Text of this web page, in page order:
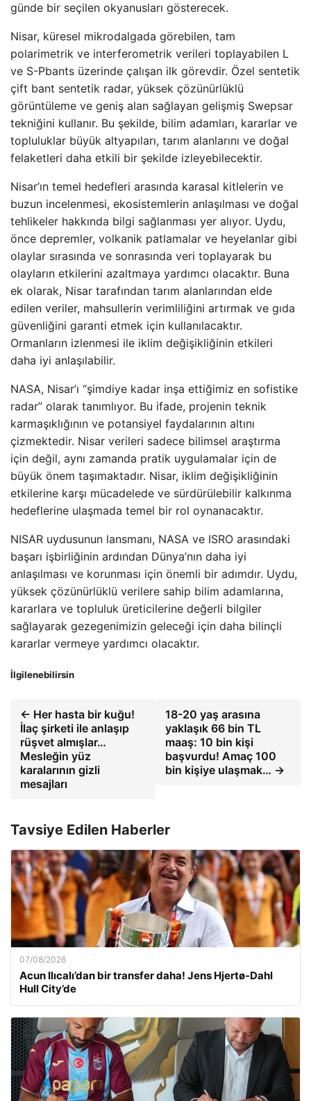
günde bir seçilen okyanusları gösterecek.
Nisar, küresel mikrodalgada görebilen, tam
polarimetrik ve interferometrik verileri toplayabilen L
ve S-Pbants üzerinde çalışan ilk görevdir. Özel sentetik
çift bant sentetik radar, yüksek çözünürlüklü
görüntüleme ve geniş alan sağlayan gelişmiş Swepsar
tekniğini kullanır. Bu şekilde, bilim adamları, kararlar ve
topluluklar büyük altyapıları, tarım alanlarını ve doğal
felaketleri daha etkili bir şekilde izleyebilecektir.
Nisar’ın temel hedefleri arasında karasal kitlelerin ve
buzun incelenmesi, ekosistemlerin anlaşılması ve doğal
tehlikeler hakkında bilgi sağlanması yer alıyor. Uydu,
önce depremler, volkanik patlamalar ve heyelanlar gibi
olaylar sırasında ve sonrasında veri toplayarak bu
olayların etkilerini azaltmaya yardımcı olacaktır. Buna
ek olarak, Nisar tarafından tarım alanlarından elde
edilen veriler, mahsullerin verimliliğini artırmak ve gıda
güvenliğini garanti etmek için kullanılacaktır.
Ormanların izlenmesi ile iklim değişikliğinin etkileri
daha iyi anlaşılabilir.
NASA, Nisar’ı “şimdiye kadar inşa ettiğimiz en sofistike
radar” olarak tanımlıyor. Bu ifade, projenin teknik
karmaşıklığının ve potansiyel faydalarının altını
çizmektedir. Nisar verileri sadece bilimsel araştırma
için değil, aynı zamanda pratik uygulamalar için de
büyük önem taşımaktadır. Nisar, iklim değişikliğinin
etkilerine karşı mücadelede ve sürdürülebilir kalkınma
hedeflerine ulaşmada temel bir rol oynanacaktır.
NISAR uydusunun lansmanı, NASA ve ISRO arasındaki
başarı işbirliğinin ardından Dünya’nın daha iyi
anlaşılması ve korunması için önemli bir adımdır. Uydu,
yüksek çözünürlüklü verilere sahip bilim adamlarına,
kararlara ve topluluk üreticilerine değerli bilgiler
sağlayarak gezegenimizin geleceği için daha bilinçli
kararlar vermeye yardımcı olacaktır.
İlgilenebilirsin
← Her hasta bir kuğu!
İlaç şirketi ile anlaşıp
rüşvet almışlar…
Mesleğin yüz
karalarının gizli
mesajları
18-20 yaş arasına
yaklaşık 66 bin TL
maaş: 10 bin kişi
başvurdu! Amaç 100
bin kişiye ulaşmak… →
Tavsiye Edilen Haberler
07/08/2026
Acun Ilıcalı’dan bir transfer daha! Jens Hjertø-Dahl
Hull City’de